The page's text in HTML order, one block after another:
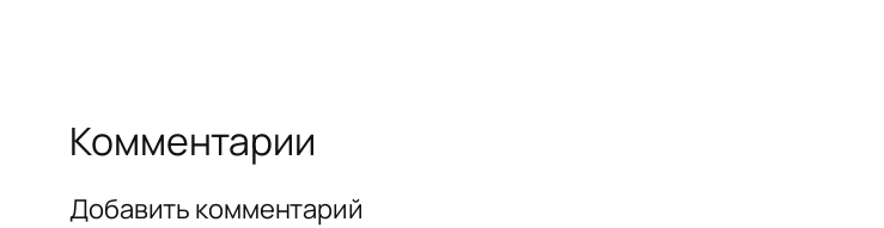
Комментарии
Добавить комментарий